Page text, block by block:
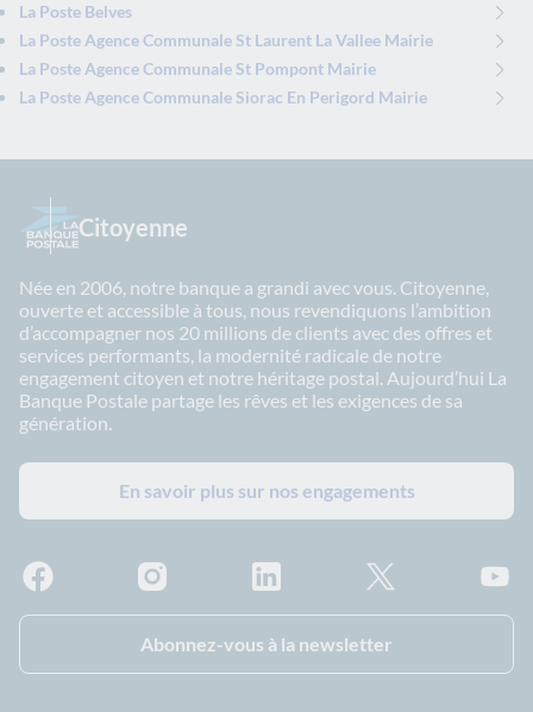
La Poste Belves
La Poste Agence Communale St Laurent La Vallee Mairie
La Poste Agence Communale St Pompont Mairie
La Poste Agence Communale Siorac En Perigord Mairie
Citoyenne
Née en 2006, notre banque a grandi avec vous. Citoyenne,
ouverte et accessible à tous, nous revendiquons l’ambition
d’accompagner nos 20 millions de clients avec des offres et
services performants, la modernité radicale de notre
engagement citoyen et notre héritage postal. Aujourd’hui La
Banque Postale partage les rêves et les exigences de sa
génération.
En savoir plus sur nos engagements
Abonnez-vous à la newsletter